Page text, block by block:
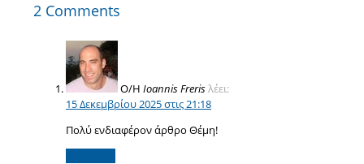
2 Comments
Ο/Η Ioannis Frerisλέει:
15 Δεκεμβρίου 2025 στις 21:18
Πολύ ενδιαφέρον άρθρο Θέμη!